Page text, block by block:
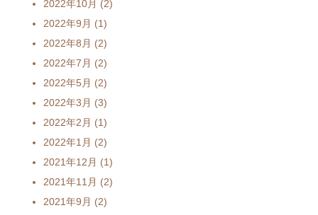
2022年10月 (2)
2022年9月 (1)
2022年8月 (2)
2022年7月 (2)
2022年5月 (2)
2022年3月 (3)
2022年2月 (1)
2022年1月 (2)
2021年12月 (1)
2021年11月 (2)
2021年9月 (2)